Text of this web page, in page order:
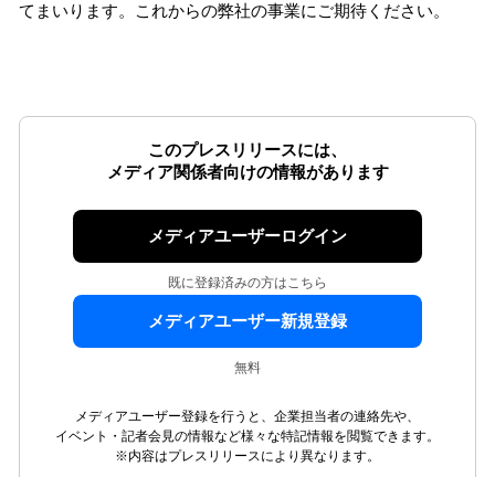
てまいります。これからの弊社の事業にご期待ください。
このプレスリリースには、
メディア関係者向けの情報があります
メディアユーザーログイン
既に登録済みの方はこちら
メディアユーザー新規登録
無料
メディアユーザー登録を行うと、企業担当者の連絡先や、
イベント・記者会見の情報など様々な特記情報を閲覧できます。
※内容はプレスリリースにより異なります。